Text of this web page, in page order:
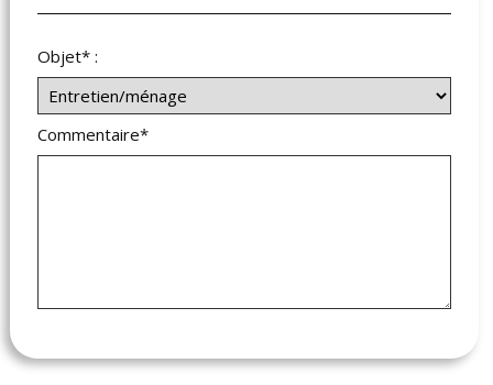
Objet* :
Commentaire*